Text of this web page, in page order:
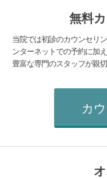
無料
当院では初診のカウンセリ
ンターネットでの予約に加
豊富な専門のスタッフが親
カ